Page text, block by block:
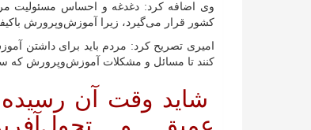
وی اضافه کرد: دغدغه و احساس مسئولیت
کشور قرار می‌گیرد، زیرا آموزش‌وپرورش
امیری تصریح کرد: مردم باید برای داشتن
کنند تا مسائل و مشکلات آموزش‌وپرورش که
شاید وقت آن